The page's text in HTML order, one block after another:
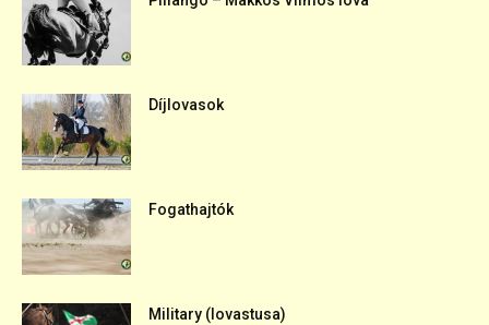
Díjlovasok
Fogathajtók
Military (lovastusa)